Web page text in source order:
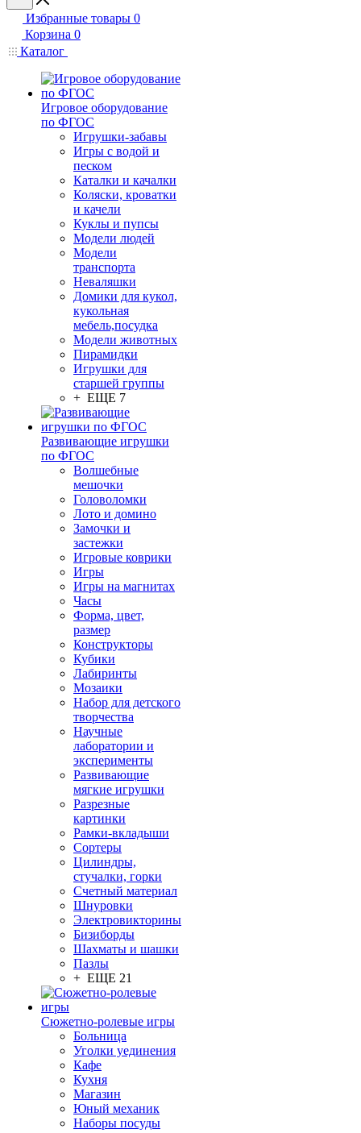
Избранные товары 0
Корзина 0
Каталог
Игровое оборудование
по ФГОС
Игрушки-забавы
Игры с водой и
песком
Каталки и качалки
Коляски, кроватки
и качели
Куклы и пупсы
Модели людей
Модели
транспорта
Неваляшки
Домики для кукол,
кукольная
мебель,посудка
Модели животных
Пирамидки
Игрушки для
старшей группы
+ ЕЩЕ 7
Развивающие игрушки
по ФГОС
Волшебные
мешочки
Головоломки
Лото и домино
Замочки и
застежки
Игровые коврики
Игры
Игры на магнитах
Часы
Форма, цвет,
размер
Конструкторы
Кубики
Лабиринты
Мозаики
Набор для детского
творчества
Научные
лаборатории и
эксперименты
Развивающие
мягкие игрушки
Разрезные
картинки
Рамки-вкладыши
Сортеры
Цилиндры,
стучалки, горки
Счетный материал
Шнуровки
Электровикторины
Бизиборды
Шахматы и шашки
Пазлы
+ ЕЩЕ 21
Сюжетно-ролевые игры
Больница
Уголки уединения
Кафе
Кухня
Магазин
Юный механик
Наборы посуды